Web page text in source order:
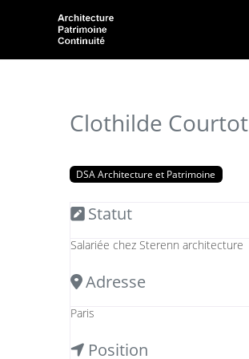
Clothilde Courtot
DSA Architecture et Patrimoine
Statut
Salariée chez Sterenn architecture
Adresse
Paris
Position